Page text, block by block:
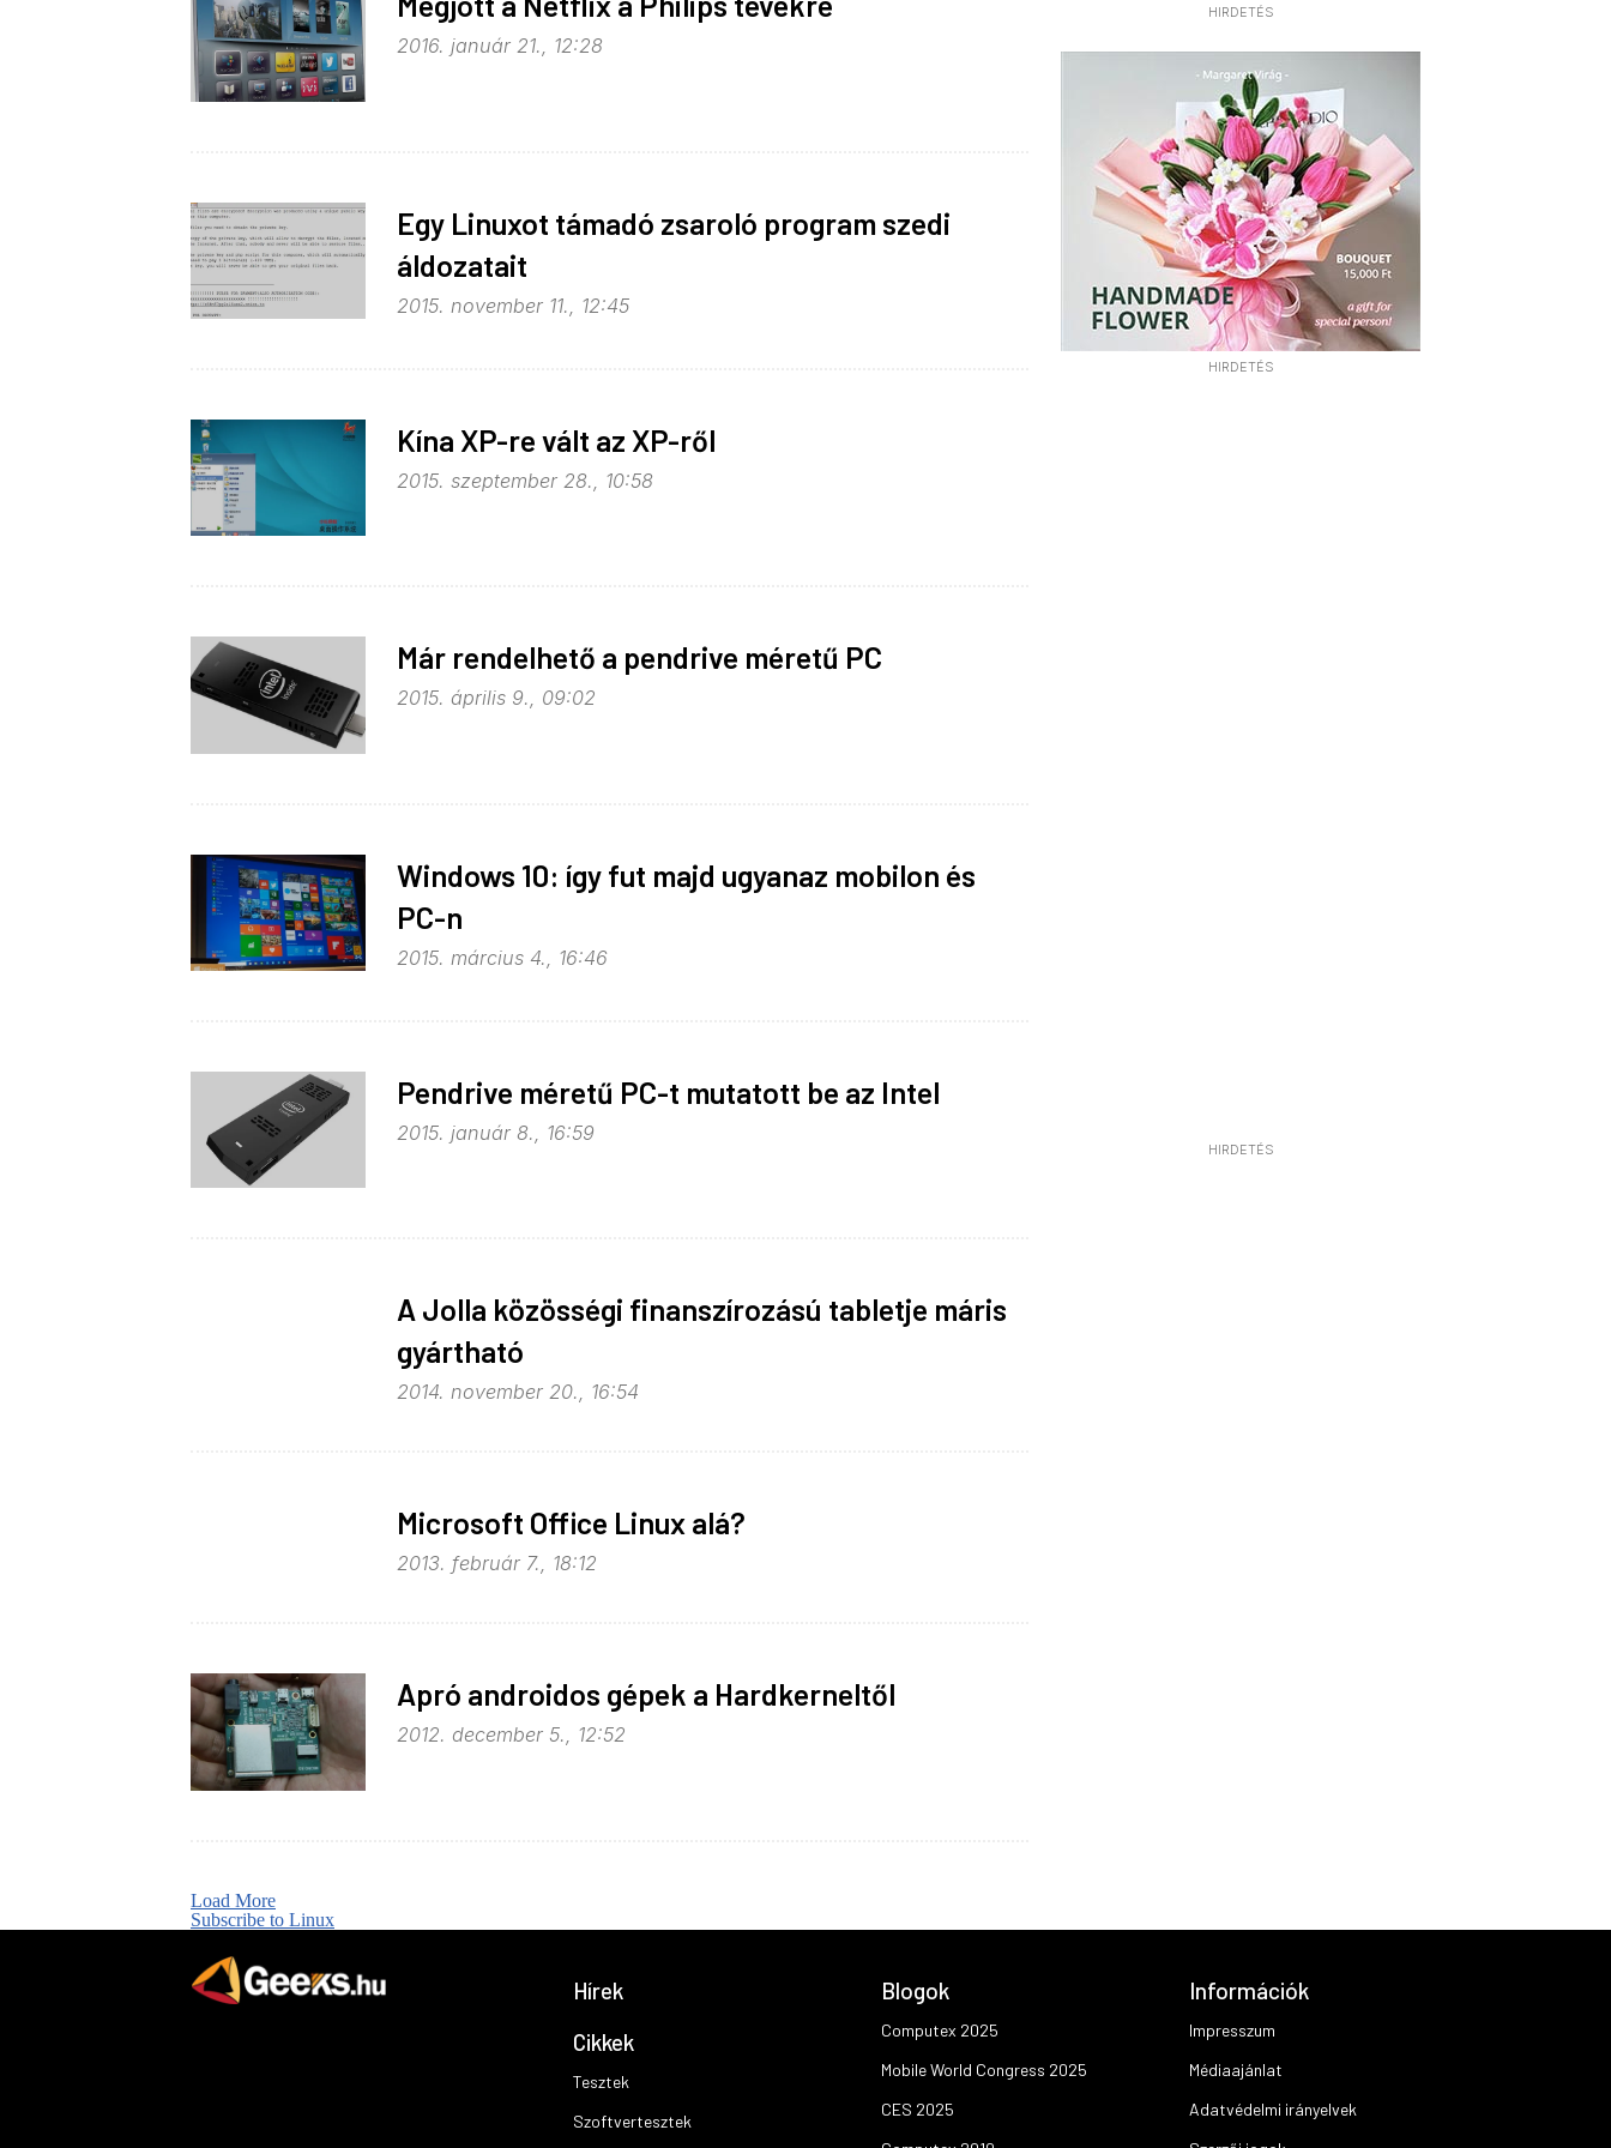
HIRDETÉS
HIRDETÉS
HIRDETÉS
2016. január 21., 12:28
Egy Linuxot támadó zsaroló program szedi
áldozatait
2015. november 11., 12:45
Kína XP-re vált az XP-ről
2015. szeptember 28., 10:58
Már rendelhető a pendrive méretű PC
2015. április 9., 09:02
Windows 10: így fut majd ugyanaz mobilon és
PC-n
2015. március 4., 16:46
Pendrive méretű PC-t mutatott be az Intel
2015. január 8., 16:59
A Jolla közösségi finanszírozású tabletje máris
gyártható
2014. november 20., 16:54
Microsoft Office Linux alá?
2013. február 7., 18:12
Apró androidos gépek a Hardkerneltől
2012. december 5., 12:52
Load More
Subscribe to Linux
Hírek
Cikkek
Tesztek
Szoftvertesztek
Blogok
Computex 2025
Mobile World Congress 2025
CES 2025
Információk
Impresszum
Médiaajánlat
Adatvédelmi irányelvek